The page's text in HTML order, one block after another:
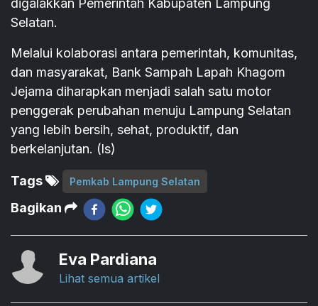
digalakkan Pemerintah Kabupaten Lampung
Selatan.
Melalui kolaborasi antara pemerintah, komunitas,
dan masyarakat, Bank Sampah Lapah Khagom
Jejama diharapkan menjadi salah satu motor
penggerak perubahan menuju Lampung Selatan
yang lebih bersih, sehat, produktif, dan
berkelanjutan. (ls)
Tags Pemkab Lampung Selatan
Bagikan
Eva Pardiana
Lihat semua artikel